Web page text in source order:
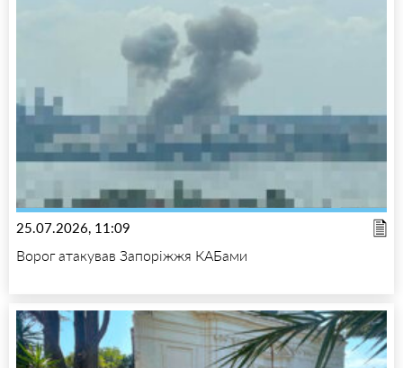
25.07.2026, 11:09
Ворог атакував Запоріжжя КАБами